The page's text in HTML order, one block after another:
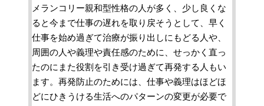
メランコリー親和型性格の人が多く、少し良くな
ると今まで仕事の遅れを取り戻そうとして、早く
仕事を始め過ぎて治療が振り出しにもどる人や、
周囲の人や義理や責任感のために、せっかく直っ
たのにまた役割を引き受け過ぎて再発する人もい
ます。再発防止のためには、仕事や義理はほどほ
どにひきうける生活へのパターンの変更が必要で